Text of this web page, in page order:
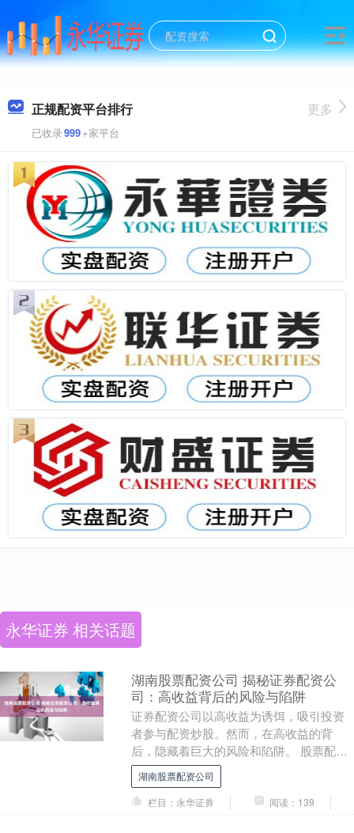
正规配资平台排行
已收录999+家平台
更多
永华证券 相关话题
湖南股票配资公司 揭秘证券配资公
司：高收益背后的风险与陷阱
证券配资公司以高收益为诱饵，吸引投资
者参与配资炒股。然而，在高收益的背
后，隐藏着巨大的风险和陷阱。 股票配资
的优势显而易见。首先，它能放大投资收
益。通过借入资金....
湖南股票配资公司
栏目：永华证券
阅读：139